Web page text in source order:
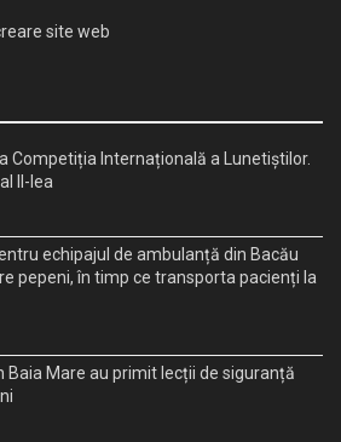
site web
Competiția Internațională a Lunetiștilor.
II-lea
echipajul de ambulanță din Bacău
pepeni, în timp ce transporta pacienți la
Baia Mare au primit lecții de siguranță